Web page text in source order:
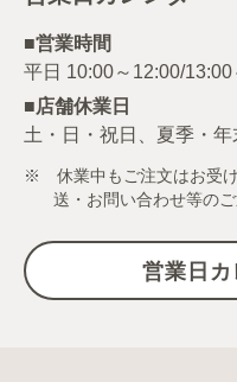
■営業時間
■店舗休業日
土・日・祝日、夏季・
※ 休業中もご注文はお受
送・お問い合わせ等の
営業日